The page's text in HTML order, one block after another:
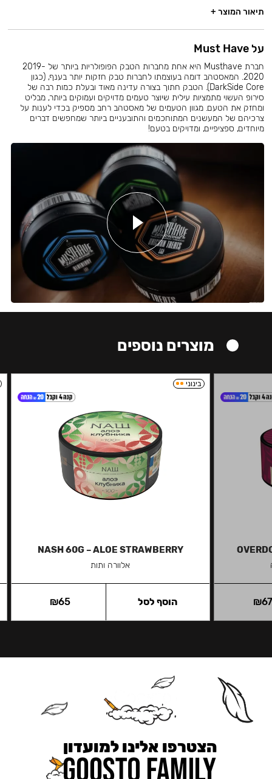
תיאור המוצר +
על Must Have
חברת Musthave היא אחת מחברות הטבק הפופולריות ביותר של 2019-
2020. המאסטהב דומה בעוצמתו לחברות טבק חזקות יותר בענף, (כגון
DarkSide Core). הטבק חתוך בצורה עדינה מאוד ובעלת כמות רבה של
סירופ העשוי מתמציות עילית שיוצר טעמים מדויקים ועמוקים ביותר, מבליט
ומחזק את הטעם. מגוון הטעמים של מאסטהב רחב מספיק בכדי לענות על
צרכיהם של המעשנים המתוחכמים והתובעניים ביותר שמחפשים דברים
מיוחדים, ספציפיים, ומדויקים בטעם!
מוצרים נוספים
₪
בינוני
NASH 60G – ALOE STRAWBERRY
אלוורה ותות
₪65 הוסף לסל
הצטרפו אלינו למועדון